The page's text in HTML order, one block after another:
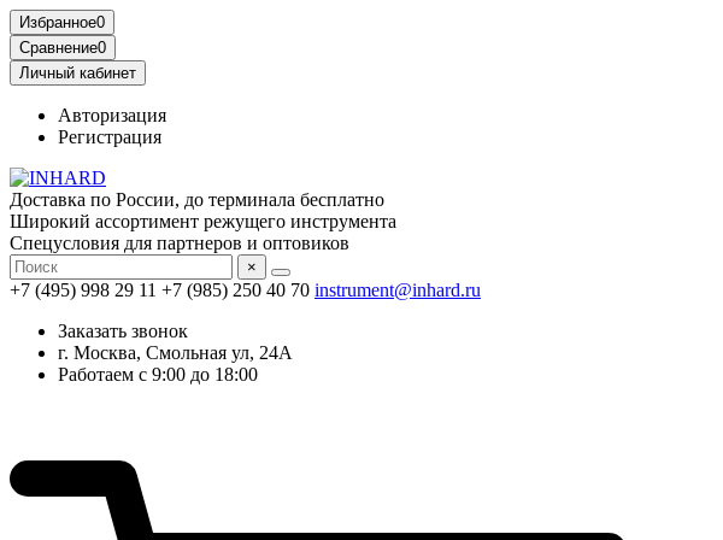
Избранное0
Сравнение0
Личный кабинет
Авторизация
Регистрация
Доставка по России, до терминала бесплатно
Широкий ассортимент режущего инструмента
Спецусловия для партнеров и оптовиков
×
+7 (495) 998 29 11 +7 (985) 250 40 70 instrument@inhard.ru
Заказать звонок
г. Москва, Смольная ул, 24А
Работаем с 9:00 до 18:00